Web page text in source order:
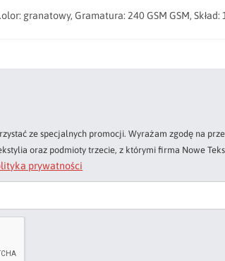
granatowy, Gramatura: 240 GSM GSM, Skład:
ze specjalnych promocji. Wyrażam zgodę na
oraz podmioty trzecie, z którymi firma Nowe
prywatności